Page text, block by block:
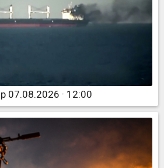
07.08.2026 · 12:00